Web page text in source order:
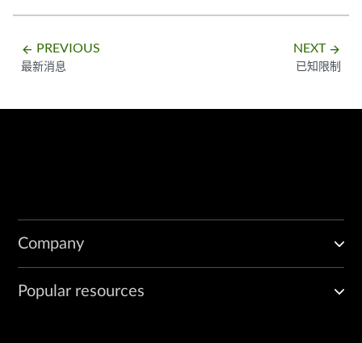
arrow_backward PREVIOUS
最新消息
NEXT arrow_forward
已知限制
Company
Popular resources